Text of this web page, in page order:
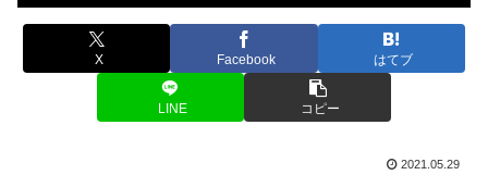
X Facebook はてブ
LINE コピー
2021.05.29